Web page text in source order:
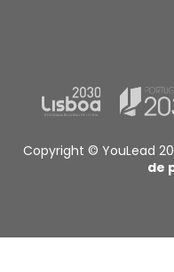
Copyright © YouLead
de